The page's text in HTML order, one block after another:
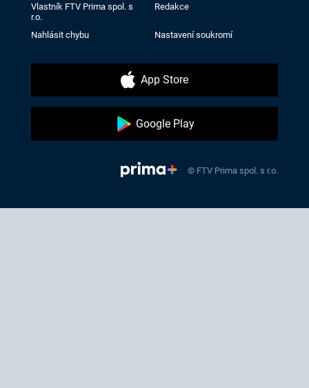
Vlastník FTV Prima spol. s
r.o.
Redakce
Nahlásit chybu Nastavení soukromí
App Store
Google Play
© FTV Prima spol. s r.o.